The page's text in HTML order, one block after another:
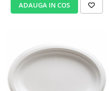
ADAUGA IN COS